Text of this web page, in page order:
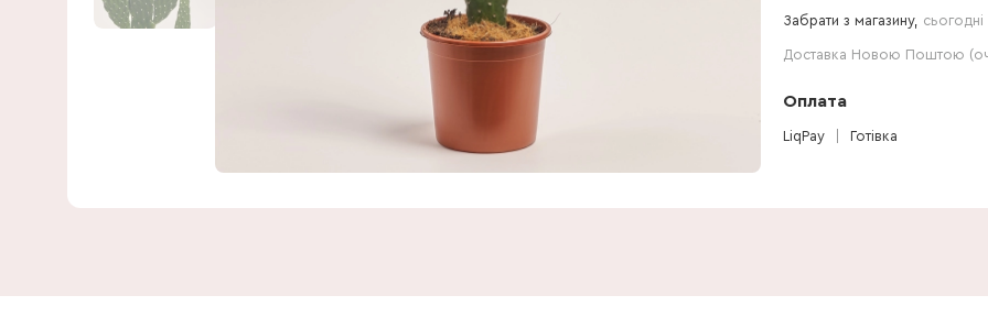
Забрати з магазину,
Доставка Новою Поштою
Оплата
LiqPay Готівка